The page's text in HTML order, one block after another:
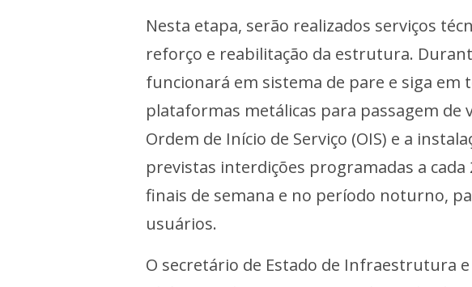
Nesta etapa, serão realizados serviços
reforço e reabilitação da estrutura.
funcionará em sistema de pare e siga em
plataformas metálicas para passagem de
Ordem de Início de Serviço (OIS) e a
previstas interdições programadas a
finais de semana e no período noturno,
usuários.
O secretário de Estado de Infraestrutura